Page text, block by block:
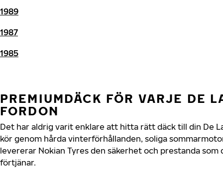
1989
1987
1985
PREMIUMDÄCK FÖR VARJE DE
FORDON
Det har aldrig varit enklare att hitta rätt däck till din De
kör genom hårda vinterförhållanden, soliga
levererar Nokian Tyres den säkerhet och prestanda som
förtjänar.